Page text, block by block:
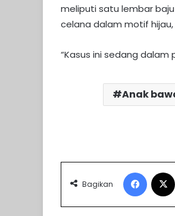
meliputi satu lembar
celana dalam motif
“Kasus ini sedang dalam
Anak
Bagikan